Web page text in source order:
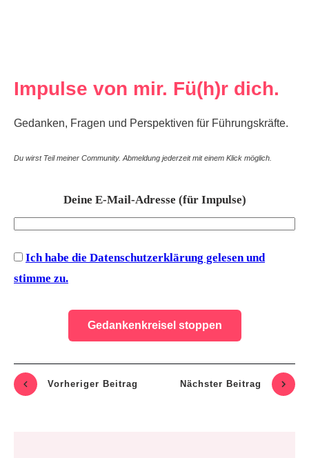
Impulse von mir. Fü(h)r dich.
Gedanken, Fragen und Perspektiven für Führungskräfte.
Du wirst Teil meiner Community. Abmeldung jederzeit mit einem Klick möglich.
Deine E-Mail-Adresse (für Impulse)
Ich habe die Datenschutzerklärung gelesen und
stimme zu.
Vorheriger Beitrag Nächster Beitrag